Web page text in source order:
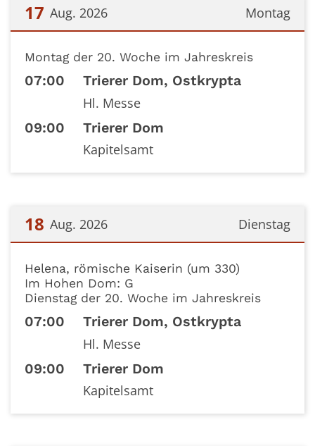
Montag
17 Aug. 2026
Montag der 20. Woche im Jahreskreis
07:00 Trierer Dom, Ostkrypta
Hl. Messe
09:00 Trierer Dom
Kapitelsamt
Dienstag
18 Aug. 2026
Helena, römische Kaiserin (um 330)
Im Hohen Dom: G
Dienstag der 20. Woche im Jahreskreis
07:00 Trierer Dom, Ostkrypta
Hl. Messe
09:00 Trierer Dom
Kapitelsamt